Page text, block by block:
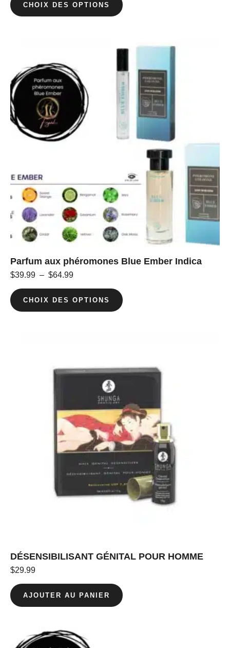
CHOIX DES OPTIONS
Parfum aux phéromones Blue Ember Indica
$39.99 – $64.99
CHOIX DES OPTIONS
DÉSENSIBILISANT GÉNITAL POUR HOMME
$29.99
AJOUTER AU PANIER